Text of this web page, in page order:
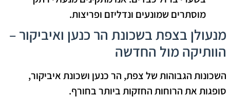
מוסתרים שמונעים ונדליזם ופריצות.
מנעולן בצפת בשכונת הר כנען ואיביקור –
הוותיקה מול החדשה
השכונות הגבוהות של צפת, הר כנען ושכונת איביקור,
סופגות את הרוחות החזקות ביותר בחורף.